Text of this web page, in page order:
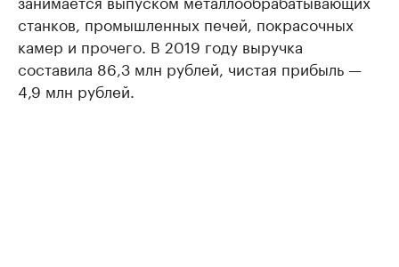
станков, промышленных печей, покрасочных
камер и прочего. В 2019 году выручка
составила 86,3 млн рублей, чистая прибыль —
4,9 млн рублей.